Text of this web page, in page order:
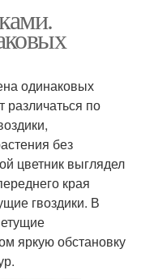
одинаковых
различаться по
без
цветник выглядел
края
гвоздики. В
яркую обстановку